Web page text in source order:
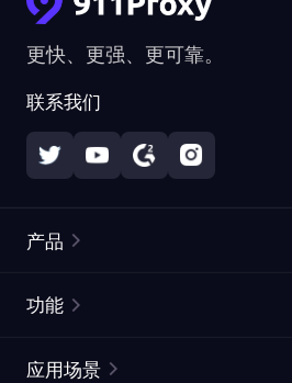
更快、更强、更可靠。
联系我们
产品
静态住宅代理
功能
应用场景